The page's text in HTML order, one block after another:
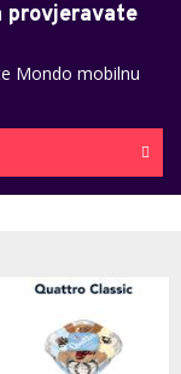
provjeravate
Mondo mobilnu